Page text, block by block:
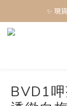
✨ 現
✨ 現
✨
BVD1